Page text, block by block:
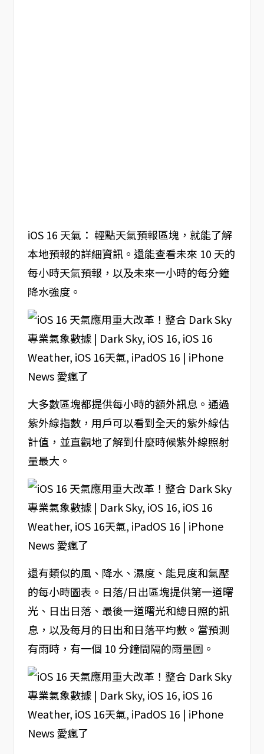
iOS 16 天氣： 輕點天氣預報區塊，就能了解
本地預報的詳細資訊。還能查看未來 10 天的
每小時天氣預報，以及未來一小時的每分鐘
降水強度。
大多數區塊都提供每小時的額外訊息。通過
紫外線指數，用戶可以看到全天的紫外線估
計值，並直觀地了解到什麼時候紫外線照射
量最大。
還有類似的風、降水、濕度、能見度和氣壓
的每小時圖表。日落/日出區塊提供第一道曙
光、日出日落、最後一道曙光和總日照的訊
息，以及每月的日出和日落平均數。當預測
有雨時，有一個 10 分鐘間隔的雨量圖。